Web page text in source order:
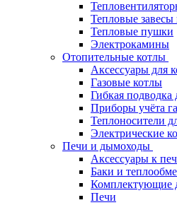
Тепловые
Тепловые пушки
Электрокамины
Отопительные котлы
Аксессуары для
Газовые котлы
Гибкая подводка
Приборы учёта
Теплоносители
Электрические
Печи и дымоходы
Аксессуары к
Баки и
Комплектующие
Печи